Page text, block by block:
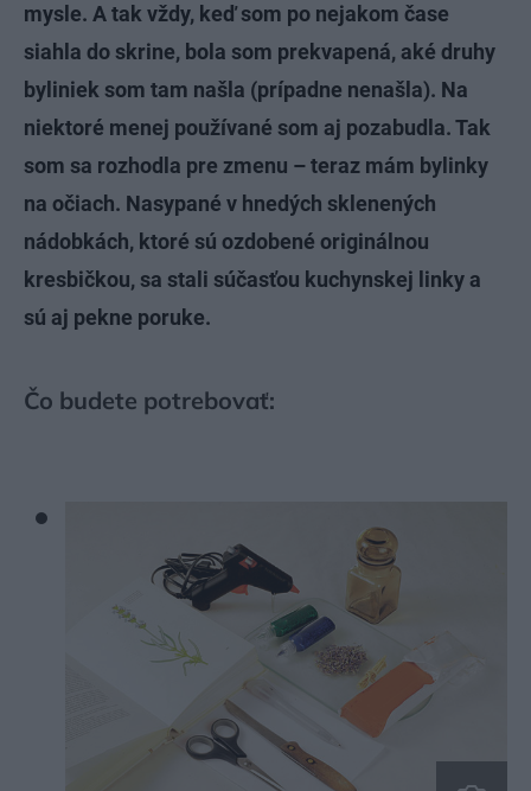
mysle. A tak vždy, keď som po nejakom čase
siahla do skrine, bola som prekvapená, aké druhy
byliniek som tam našla (prípadne nenašla). Na
niektoré menej používané som aj pozabudla. Tak
som sa rozhodla pre zmenu – teraz mám bylinky
na očiach. Nasypané v hnedých sklenených
nádobkách, ktoré sú ozdobené originálnou
kresbičkou, sa stali súčasťou kuchynskej linky a
sú aj pekne poruke.
Čo budete potrebovať: